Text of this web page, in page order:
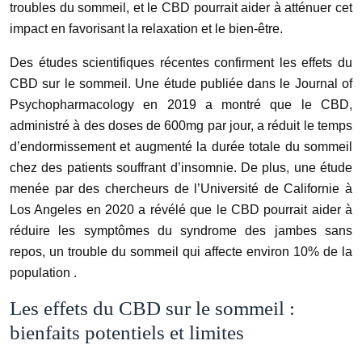
troubles du sommeil, et le CBD pourrait aider à atténuer cet
impact en favorisant la relaxation et le bien-être.
Des études scientifiques récentes confirment les effets du
CBD sur le sommeil. Une étude publiée dans le Journal of
Psychopharmacology en 2019 a montré que le CBD,
administré à des doses de600mg par jour, a réduit le temps
d’endormissement et augmenté la durée totale du sommeil
chez des patients souffrant d’insomnie. De plus, une étude
menée par des chercheurs de l’Université de Californie à
Los Angeles en 2020 a révélé que le CBD pourrait aider à
réduire les symptômes du syndrome des jambes sans
repos, un trouble du sommeil qui affecte environ 10% de la
population .
Les effets du CBD sur le sommeil :
bienfaits potentiels et limites